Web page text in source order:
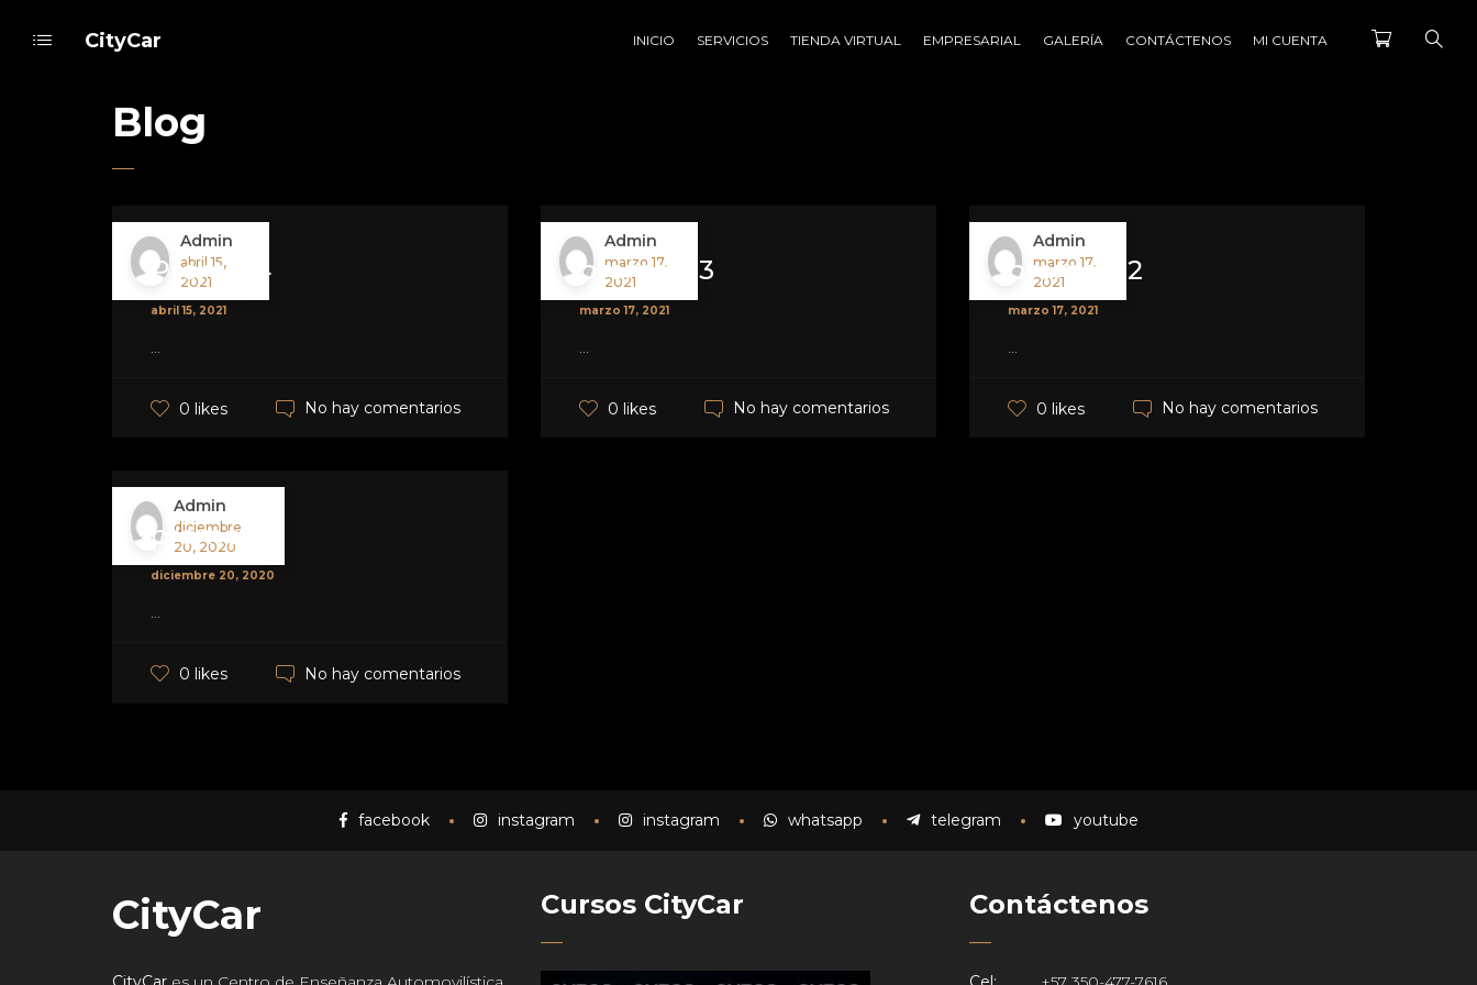
CityCar INICIO SERVICIOS TIENDA VIRTUAL EMPRESARIAL GALERÍA CONTÁCTENOS MI CUENTA
Blog
Admin
abril 15,
2021
Promo_4
abril 15, 2021
...
0 likes No hay comentarios
Admin
marzo 17,
2021
promo_03
marzo 17, 2021
...
0 likes No hay comentarios
Admin
marzo 17,
2021
promo_02
marzo 17, 2021
...
0 likes No hay comentarios
Admin
diciembre
20, 2020
promo_01
diciembre 20, 2020
...
0 likes No hay comentarios
facebook instagram instagram whatsapp telegram youtube
CityCar Cursos CityCar Contáctenos